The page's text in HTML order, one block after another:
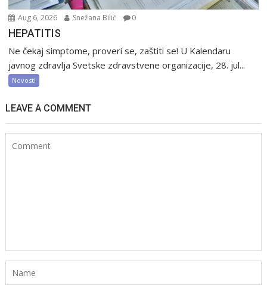
Aug 6, 2026 Snežana Bilić 0
HEPATITIS
Ne čekaj simptome, proveri se, zaštiti se! U Kalendaru
javnog zdravlja Svetske zdravstvene organizacije, 28. jul...
Novosti
LEAVE A COMMENT